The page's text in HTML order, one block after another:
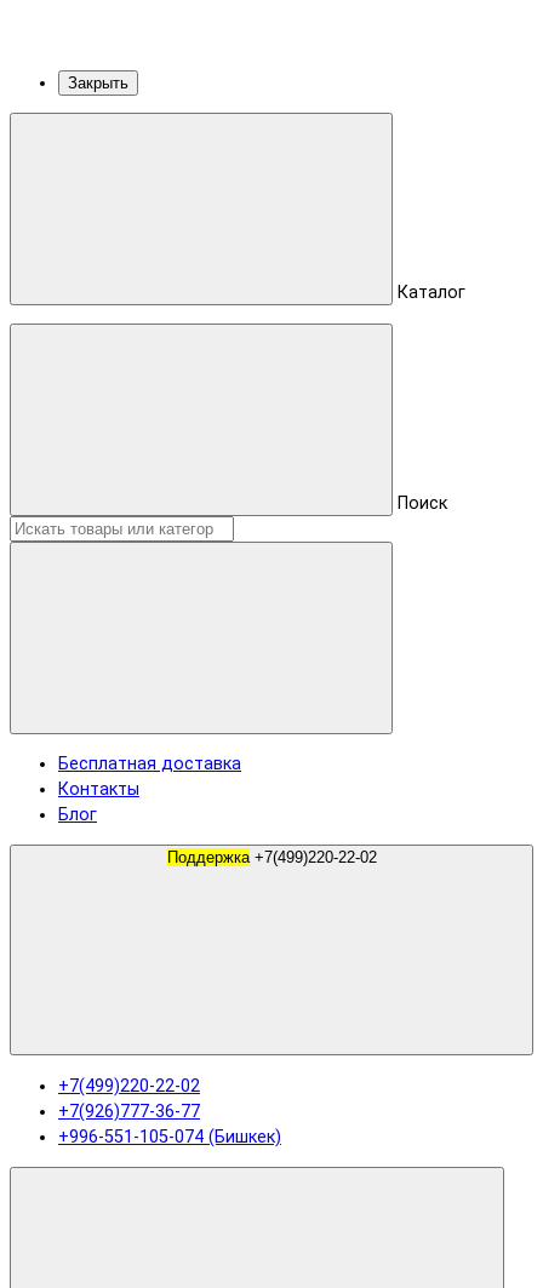
Закрыть
Каталог
Поиск
Бесплатная доставка
Контакты
Блог
Поддержка +7(499)220-22-02
+7(499)220-22-02
+7(926)777-36-77
+996-551-105-074 (Бишкек)